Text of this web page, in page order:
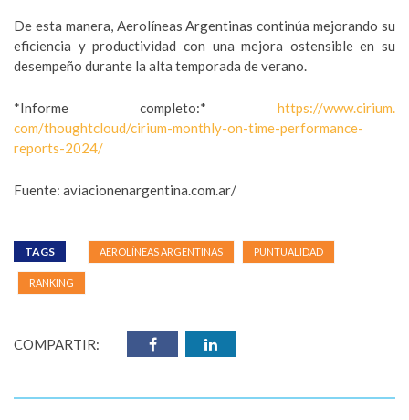
De esta manera, Aerolíneas Argentinas continúa mejorando su
eficiencia y productividad con una mejora ostensible en su
desempeño durante la alta temporada de verano.
*Informe completo:* https://www.cirium.
com/thoughtcloud/cirium-monthly-on-time-performance-
reports-2024/
Fuente: aviacionenargentina.com.ar/
TAGS AEROLÍNEAS ARGENTINAS PUNTUALIDAD
RANKING
COMPARTIR: